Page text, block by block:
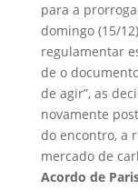
para a
domingo (15/
regulamentar
de o
de agir”, as
novamente
do encontro, a
mercado de
Acordo de